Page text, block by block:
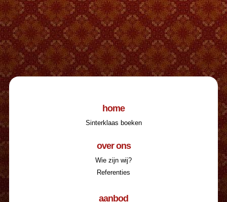
home
Sinterklaas boeken
over ons
Wie zijn wij?
Referenties
aanbod